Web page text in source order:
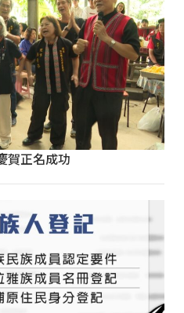
賀正名成功